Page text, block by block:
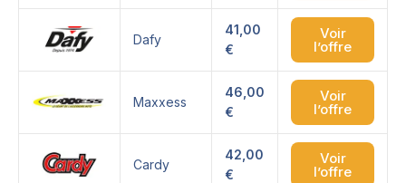
Dafy
41,00
€
Voir
l’offre
Maxxess
46,00
€
Voir
l’offre
Cardy
42,00
€
Voir
l’offre